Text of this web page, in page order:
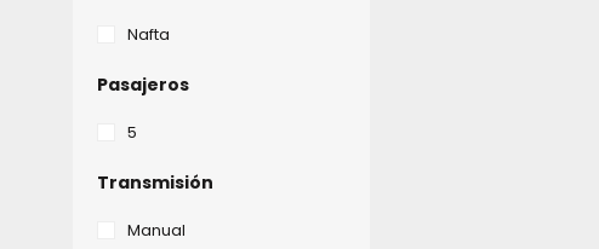
Nafta
Pasajeros
5
Transmisión
Manual